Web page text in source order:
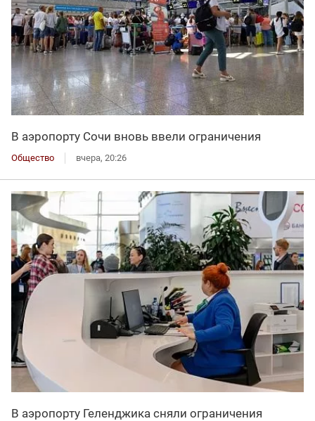
В аэропорту Сочи вновь ввели ограничения
Общество вчера, 20:26
В аэропорту Геленджика сняли ограничения